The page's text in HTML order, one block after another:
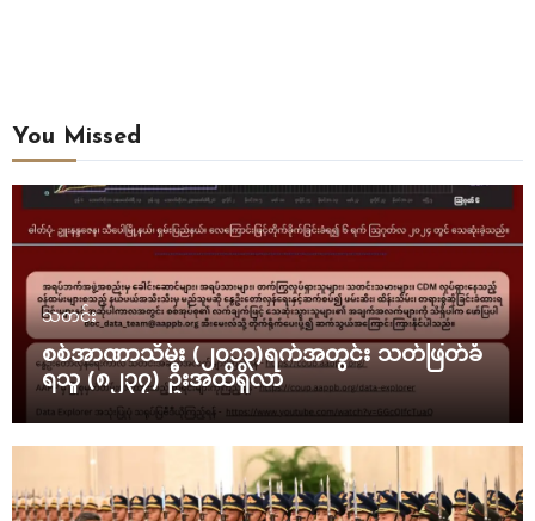
You Missed
သတင်း
စစ်အာဏာသိမ်း (၂၀၁၃)ရက်အတွင်း သတ်ဖြတ်ခံ
ရသူ (၈၂၃၇) ဦးအထိရှိလာ